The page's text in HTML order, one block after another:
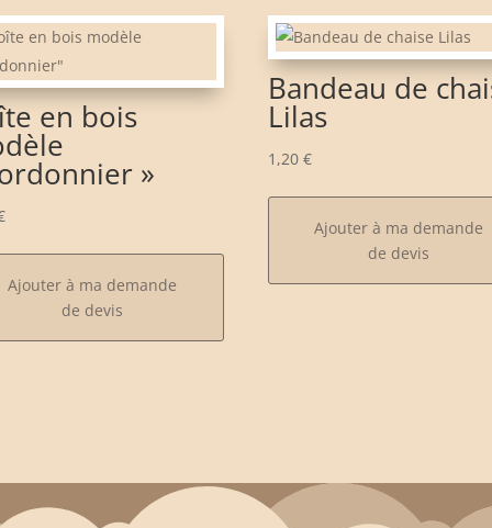
en bois
»
Ajouter à ma demande
de devis
Bandeau de
Lilas
1,20€
Ajouter à ma demande
de devis